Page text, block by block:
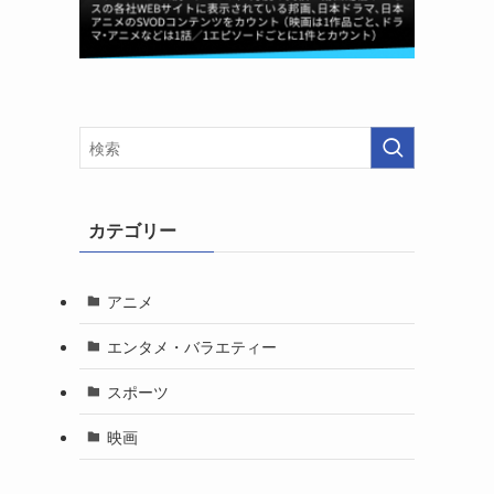
カテゴリー
アニメ
エンタメ・バラエティー
スポーツ
映画